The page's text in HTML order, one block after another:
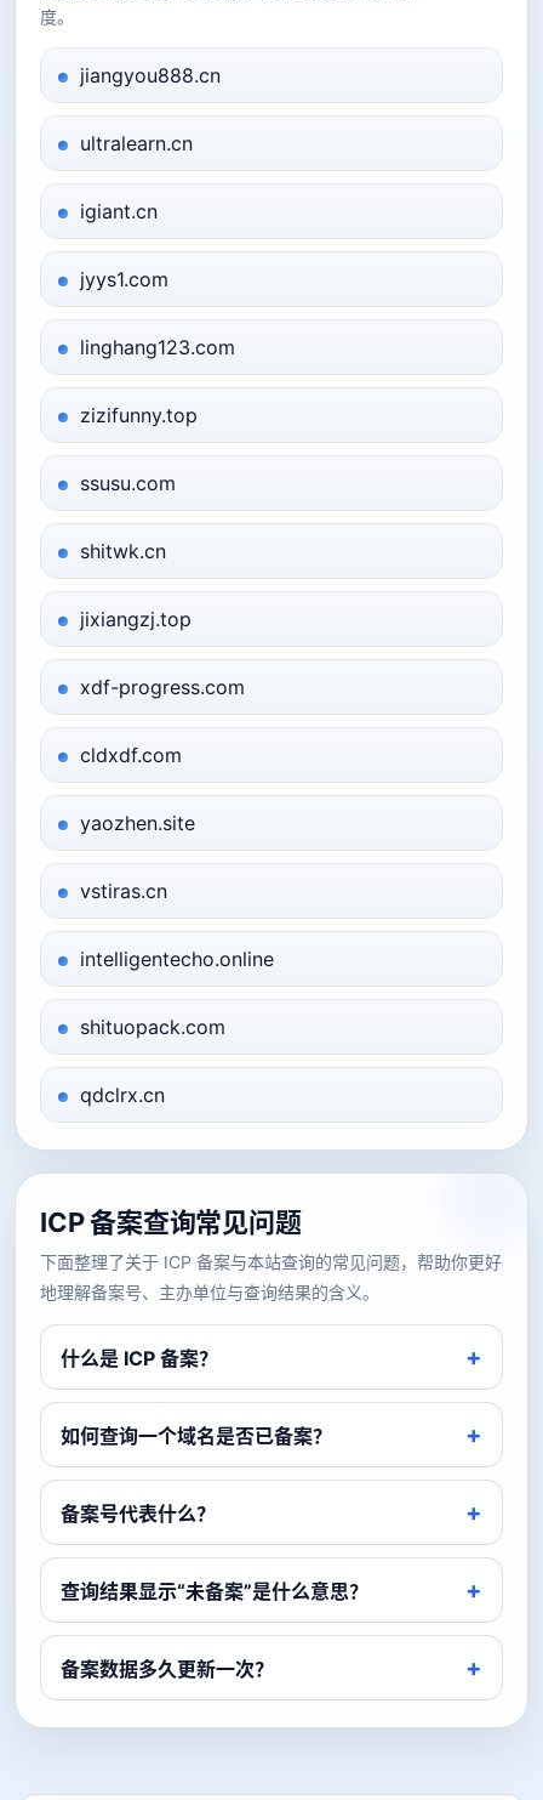
度。
jiangyou888.cn
ultralearn.cn
igiant.cn
jyys1.com
linghang123.com
zizifunny.top
ssusu.com
shitwk.cn
jixiangzj.top
xdf-progress.com
cldxdf.com
yaozhen.site
vstiras.cn
intelligentecho.online
shituopack.com
qdclrx.cn
ICP 备案查询常见问题
下面整理了关于 ICP 备案与本站查询的常见问题，帮助你更好
地理解备案号、主办单位与查询结果的含义。
什么是 ICP 备案？
如何查询一个域名是否已备案？
备案号代表什么？
查询结果显示“未备案”是什么意思？
备案数据多久更新一次？